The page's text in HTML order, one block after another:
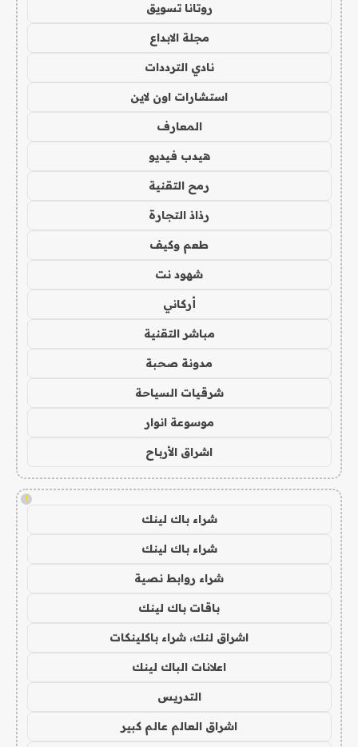
روتانا تسويق
مجلة الابداع
نادي الترددات
استشارات اون لاين
المعارف
هيدب فيديو
رمح التقنية
رذاذ التجارة
طعم وكيف
شهود نت
أركاني
مباشر التقنية
مدونة صحبة
شرقيات السياحة
موسوعة انوار
اشراق الأرباح
!
شراء باك لينك
شراء باك لينك
شراء روابط نصية
باقات باك لينك
اشراق لنك، شراء باكلينكات
اعلانات الباك لينك
التدريس
اشراق العالم عالم كبير